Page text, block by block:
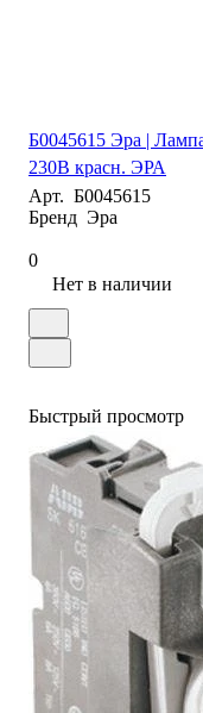
Б0045615 Эра |
230В красн. ЭРА
Арт. Б0045615
Бренд Эра
0
Нет в наличии
Быстрый просмотр